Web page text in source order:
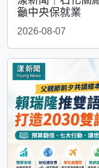
籲中央保就業
2026-08-07